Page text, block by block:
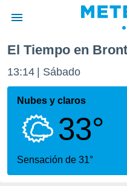
de
por
que se
calidad.
a este
las
El Tiempo en
13:14 Sábado
Nubes y claros
33°
Sensación de 31°